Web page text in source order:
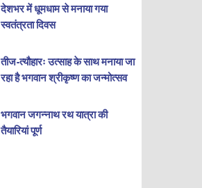
देशभर में धूमधाम से मनाया गया
स्वतंत्रता दिवस
तीज-त्यौहारः उत्साह के साथ मनाया जा
रहा है भगवान श्रीकृष्ण का जन्‍मोत्‍सव
भगवान जगन्नाथ रथ यात्रा की
तैयारियां पूर्ण